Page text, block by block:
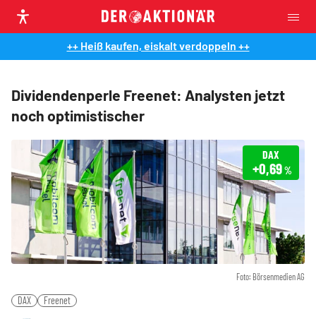
++ Heiß kaufen, eiskalt verdoppeln ++
Dividendenperle Freenet: Analysten jetzt
noch optimistischer
Foto: Börsenmedien AG
DAX
+0,69%
DAX Freenet